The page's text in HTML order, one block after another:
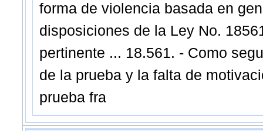
forma de violencia basada en
disposiciones de la Ley No.
pertinente ... 18.561. - Como
de la prueba y la falta de
prueba fra